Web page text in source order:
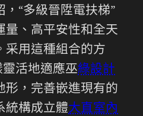
“多級晉陞電扶梯”
量、高平安性和全天
采用這種組合的方
靈活地適應巫綠設計
形，完善嵌進現有的
統構成立體大直室內